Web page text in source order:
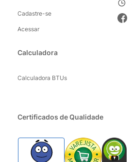
Cadastre-se
Acessar
Calculadora
Calculadora BTUs
Certificados de Qualidade